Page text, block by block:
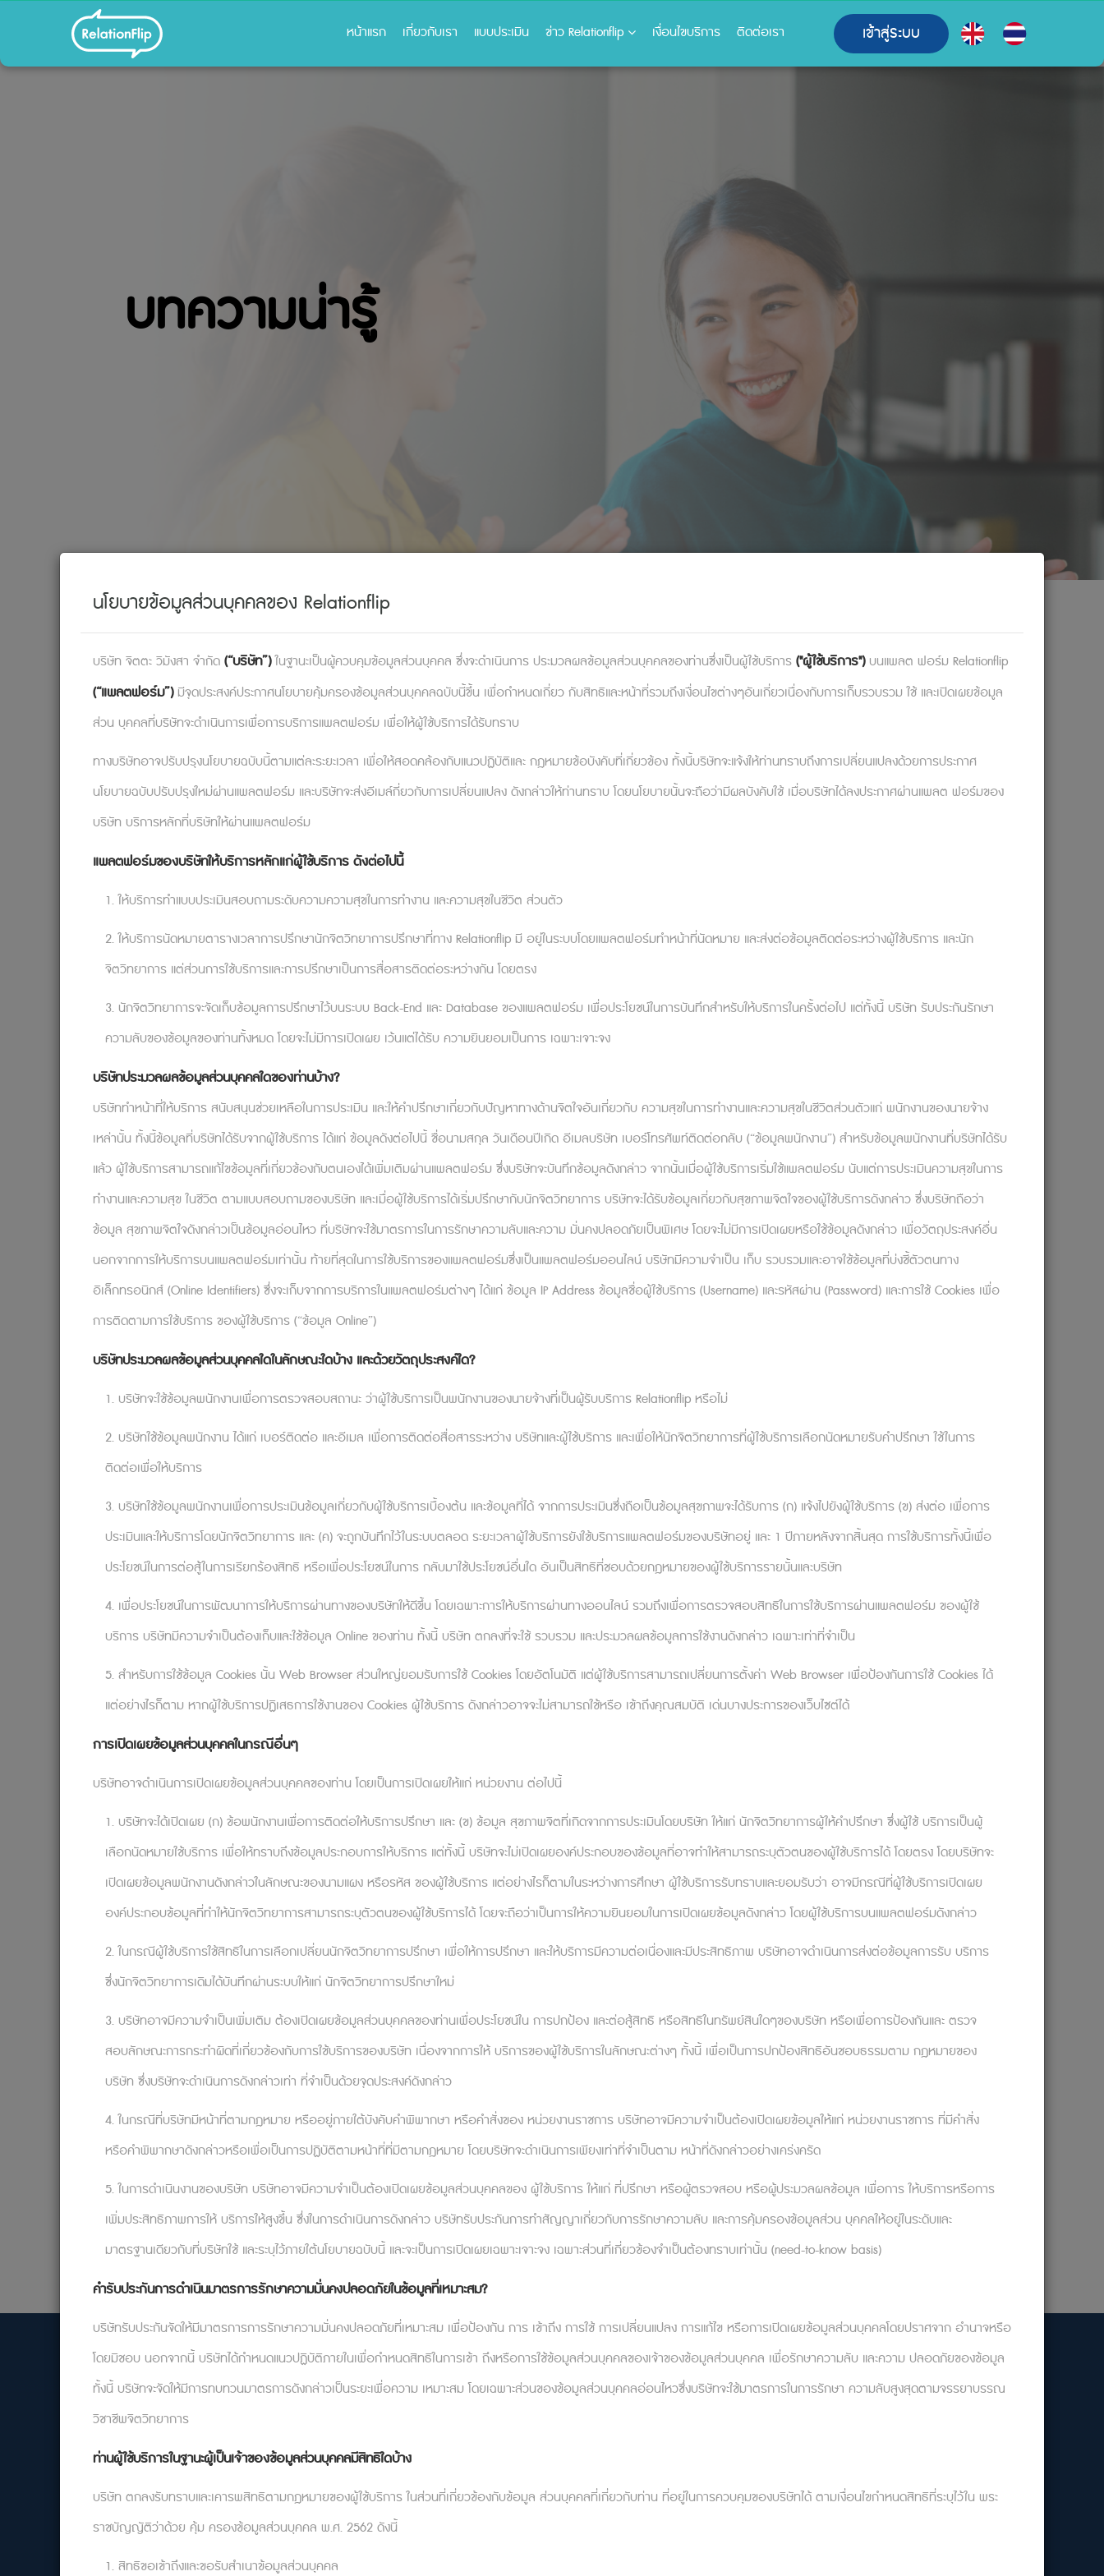
เข้าสู่ระบบ
หน้าแรก เกี่ยวกับเรา แบบประเมิน ข่าว Relationflip เงื่อนไขบริการ ติดต่อเรา
บทความน่ารู้
อะไรคือบทเรียนที่ความล้มเหลวฝากเอาไว้
มนุษย์เราไม่สามารถเรียนรู้ได้อย่างง่ายดายเท่าที่ควร เพราะเราเรียนรู้จากประสบการณ์ตรงได้ดีกว่าจากผู้อื่น และเราเรียนรู้จากการล้มเหลว
ได้ดีกว่าการประสบความสำเร็จ เพราะอะไรจึงเป็นเช่นนั้น? ทำไมเราจึงต้องเรียนรู้หลังจากทุกสิ่งพังสิ่งพินาศ? แล้วการล้มเหลวแบบนั้นจะทำให้เราเรียนรู้
ได้อย่างรวดเร็วจริง ๆ หรือ? อาจเป็นเรื่องน่ายินดี แต่ผลจากงานวิจัยเสนอว่ามันเกิดขึ้นได้จริง
นอกเหนือจากการวิวัฒนาการแล้ว มนุษย์เรามีการเรียนรู้ตลอดทั้งชีวิต ไม่ว่าจะจากประสบการณ์ตรงหรือจากสังคมรอบตัว ซึ่งการเรียนรู้
จากสังคม (เช่น ผู้คนรอบตัว หนังสือ หรือผู้เชี่ยวชาญ) ควรที่จะเป็นกลยุทธ์ที่เราเลือกใช้เป็นประจำ ด้วยความที่มันง่ายดายกว่าและคุ้มค่ากว่าในแง่ของ
ทรัพยากรที่ต้องเสียไป และเราก็มีตัวอย่างและแหล่งข้อมูลเป็นอีกพันล้านคนให้เลือกสรร อย่างไรก็ตาม เป็นเรื่องน่าเสียดายที่สิ่งที่เรียนผ่าน
ประสบการณ์ของผู้อื่นไม่ได้ได้ผลกับเราขนาดนั้น จึงเป็นสิ่งสำคัญที่เราจะต้องเรียนรู้ด้วยตัวเอง
เพราะอะไรถึงเป็นเช่นนั้น? คำตอบคือเพราะผู้ใหญ่อย่างเราแทบจะไม่สามารถรับสิ่งใหม่ ๆ ได้เหมือนผ้าขาวที่ไม่เคยเปื้อนสี แต่เราจะทดแทนมุม
มองเก่า ๆ ด้วยอะไรใหม่ ๆ ที่เรารับมา ซึ่งหลาย ๆ ครั้งการทำแบบนั้นจะสร้างความลำบากใจขึ้นมาไม่น้อย เพราะมุมมองเก่า ๆ จะยังคงติดค้างอยู่ในใจ
แม้จะพยายามลบมันออกไปแล้ว
มีกลไกทางจิตวิทยาและสังคมมากมายที่ป้องกันไม่ให้เราเปลี่ยนใจไปง่าย ๆ ทั้งการมองหาแต่หลักฐานที่จะยืนยันความเชื่อที่ฝังรากลึกของตัว
เองและปฏิเสธสิ่งที่ย้อนแย้ง (Confirmation bias) ปรากฎการณ์ทางจิตวิทยาของการปักใจเชื่อ (Backfire effect) ซึ่งคือการไม่ยอมรับว่าความเชื่อของ
ตัวเองเป็นเรื่องที่ผิดแม้จะมีหลักฐานมาโต้แย้ง แล้วยังมีแนวโน้มที่จะเชื่อในความเชื่อของตัวเองมากขึ้นและโต้กลับไปอีกด้วย รวมไปถึงการคิดแบบติดกลุ่ม
(Groupthink) ซึ่งกล่าวถึงการที่เราไม่กล้าที่จะโต้แย้งความเห็นส่วนมากในกลุ่มถ้าไม่มีคนนำการโต้แย้งให้
เพราะการละทิ้งมุมมองเก่าและเรียนรู้มุมมองใหม่จะพาเราออกจากคอมฟอร์ตโซน เราจึงมักจะปฏิเสธสิ่งผู้อื่นพยายามสอนเรา ในทางกลับกัน
เราจะเปิดใจรับและซึมซับสิ่งที่เรียนรู้จากประสบการณ์ตรงได้ดีกว่า อย่างที่ผู้บริหารสูงสุดท่านหนึ่งเคยกล่าวเอาไว้ว่า แม้เขาจะย้อนเวลากลับไปสอนเรื่อง
นี้กับตัวเองเมื่อ 12 ปีก่อน ตัวเขาในอดีตก็คงจะไม่รับฟังจนกว่าจะได้เรียนรู้บทเรียนต่าง ๆ ด้วยตัวเอง
แต่การได้เรียนรู้ด้วยตัวเองไม่ใช่เรื่องเดียวที่สำคัญ เพราะบทเรียนนั้นจะต้องสร้างความเจ็บปวดให้กับเราจึงจะสอนเราได้ งานวิจัยในปี 2020
โดย Madsen และ Desai เผยว่าความล้มเหลวสอนเราได้ดีกว่าความสำเร็จ และยิ่งไปกว่านั้น บทเรียนจากความสำเร็จยังถูกลืมเลือนได้ง่ายกว่า
ถ้าจะให้สรุปข้อมูลที่ผ่านมา ก็คงต้องบอกว่ามนุษย์เราเรียนรู้จากความล้มเหลวของตัวเองได้ดีกว่าบทเรียนจากคนอื่น แต่การเรียนรู้จาก
ประสบการณ์ตรงเช่นนี้ก็ท้าทายมุมมองที่เรามีจนทำให้รู้สึกอึดอัดใจ หากเป็นเช่นนั้น จะมองว่าการเรียนรู้จากความล้มเหลวเป็นเรื่องที่ง่ายได้ไหม? แล้ว
มันจะเกิดขึ้นได้อย่างไร? บทเรียนอะไรกันแน่ที่เราจะได้รับมา?
แม้งานวิจัยที่อ้างอิงจะศึกษาว่าเหล่าผู้บริหารระดับสูงเรียนรู้จากข้อผิดพลาดอย่างไร แต่ผลการวิจัยก็สามารถนำไปอธิบายการเรียนรู้จากข้อ
ผิดพลาดโดยทั่วไปได้ กระบวนการเรียนรู้ที่ถูกค้นพบมีความซับซ้อน โดยเกี่ยวพันกับทั้งความเข้าใจเชิงลึกทั้ง 3 ระดับ ปฏิกิริยาระหว่างการหยั่งรู้โดย
สัญชาตญาณกับการไตร่ตรอง และความรู้สึกมากมาย ในท้ายที่สุดก็เป็นเพียงการที่เราเรียนรู้ชุดของกฏอันเรียบง่ายที่เหมือนคติพจน์
การเรียนรู้เริ่มจากความล้มเหลวที่ท้าทายความเชื่อที่เราเคยคิดว่าถูก แต่บทเรียนจะไม่ปรากฏในทันทีทันใดเพราะเราจะยังไม่สามารถประมวล
ผลได้ว่ามีอะไรเกิดขึ้น แต่มันจะรบกวนใจเราจนต้องมานั่งคิดว่ามุมมองของเราผิดพลาดตรงไหนในตอนนั้น ซึ่งเราจะคิดเกีี่ยวกับเรื่องนั้นซ้ำ ๆ ด้วย
ขั้นตอนสุดท้ายคือขั้นตอนสำคัญที่จะทำให้เราเข้าใจได้อย่างถ่องแท้ ซึ่งสามารถส่งเสริมด้วยการแลกเปลี่ยนความคิดเห็น หรือการถอดประเด็น
จากหนังสือหรือเหตุการณ์ใกล้เคียงที่กระตุ้นให้เกิดการคิดอุปมาอุปไมย การเข้าใจจะไม่ได้เกิดขึ้นอย่างทันทีทันใดเสมอ แต่มันอาจจะต้องใช้เวลานานกว่า
นั้น เพื่อให้เราขบคิดว่าอะไรคือสิ่งที่เราจะต้องละทิ้งไป อะไรคือสิ่งที่เราต้องเรียนรู้มาทดแทน และเราต้องทำอย่างไรกับมัน ซึ่งเรามักจะรวมสองข้อหลังไว้
ด้วยกันเป็นกฏอันเรียบง่ายที่เหมือนคติพจน์ ที่จะช่วยให้เรามองเห็นบทเรียนจากความล้มเหลวได้เป็นอย่างดี
HR องค์กรใด อยากบอกรักพนักงานแบบเกร๋ๆ เท่ๆ แนว HR ยุคใหม่ที่ดูเเลแบบนั่งอยู่ในใจพนักงาน ลองติดต่อ Solution ปรึกษานักจิตวิทยา
จาก Relationflip : Innovative Mental Healthcare Web Application ที่พร้อมช่วยพนักงานของคุณดีลกับปัญหาและเป็นที่ปรึกษาในทุกๆ เรื่องนะคะ
Reference:
https://www.psychologytoday.com/intl/blog/to-choose-or-not-to-choose/202309/what-exactly-do-we-learn-from-failure
บริษัท จิตตะ วิมังสา จำกัด
12120
support@relationflip.com
ติดต่อเรา
ติดต่อ Call center:
นโยบายข้อมูลส่วนบุคคลของ Relationflip
บริษัท จิตตะ วิมังสา จำกัด(“บริษัท”)ในฐานะเป็นผู้ควบคุมข้อมูลส่วนบุคคล ซึ่งจะดำเนินการ ประมวลผลข้อมูลส่วนบุคคลของท่านซึ่งเป็นผู้ใช้บริการ​​("ผู้ใช้บริการ")บนแพลต ฟอร์ม Relationflip
(“แพลตฟอร์ม”)มีจุดประสงค์ประกาศนโยบายคุ้มครองข้อมูลส่วนบุคคลฉบับนี้ขึ้น เพื่อกำหนดเกี่ยว กับสิทธิและหน้าที่รวมถึงเงื่อนไขต่างๆอันเกี่ยวเนื่องกับการเก็บรวบรวม ใช้ และเปิดเผยข้อมูล
ส่วน บุคคลที่บริษัทจะดำเนินการเพื่อการบริการแพลตฟอร์ม เพื่อให้ผู้ใช้บริการได้รับทราบ
ทางบริษัทอาจปรับปรุงนโยบายฉบับนี้ตามแต่ละระยะเวลา เพื่อให้สอดคล้องกับแนวปฏิบัติและ กฎหมายข้อบังคับที่เกี่ยวข้อง ทั้งนี้บริษัทจะแจ้งให้ท่านทราบถึงการเปลี่ยนแปลงด้วยการประกาศ
นโยบายฉบับปรับปรุงใหม่ผ่านแพลตฟอร์ม และบริษัทจะส่งอีเมล์กี่ยวกับการเปลี่ยนแปลง ดังกล่าวให้ท่านทราบ โดยนโยบายนั้นจะถือว่ามีผลบังคับใช้ เมื่อบริษัทได้ลงประกาศผ่านแพลต ฟอร์มของ
บริษัท บริการหลักที่บริษัทให้ผ่านแพลตฟอร์ม
แพลตฟอร์มของบริษัทให้บริการหลักแก่ผู้ใช้บริการ ดังต่อไปนี้
1. ให้บริการทำแบบประเมินสอบถามระดับความความสุขในการทำงาน และความสุขในชีวิต ส่วนตัว
2. ให้บริการนัดหมายตารางเวลาการปรึกษานักจิตวิทยาการปรึกษาที่ทาง Relationflip มี อยู่ในระบบโดยแพลตฟอร์มทำหน้าที่นัดหมาย และส่งต่อข้อมูลติดต่อระหว่างผู้ใช้บริการ และนัก
จิตวิทยาการ แต่ส่วนการใช้บริการและการปรึกษาเป็นการสื่อสารติดต่อระหว่างกัน โดยตรง
3. นักจิตวิทยาการจะจัดเก็บข้อมูลการปรึกษาไว้บนระบบ Back-End และ Database ของแพลตฟอร์ม เพื่อประโยชน์ในการบันทึกสำหรับให้บริการในครั้งต่อไป แต่ทั้งนี้ บริษัท รับประกันรักษา
ความลับของข้อมูลของท่านทั้งหมด โดยจะไม่มีการเปิดเผย เว้นแต่ได้รับ ความยินยอมเป็นการ เฉพาะเจาะจง
บริษัทประมวลผลข้อมูลส่วนบุคคลใดของท่านบ้าง?
บริษัททำหน้าที่ให้บริการ สนับสนุนช่วยเหลือในการประเมิน และให้คำปรึกษาเกี่ยวกับปัญหาทางด้านจิตใจอันเกี่ยวกับ ความสุขในการทำงานและความสุขในชีวิตส่วนตัวแก่ พนักงานของนายจ้าง
เหล่านั้น ทั้งนี้ข้อมูลที่บริษัทได้รับจากผู้ใช้บริการ ได้แก่ ข้อมูลดังต่อไปนี้ ชื่อนามสกุล วันเดือนปีเกิด อีเมลบริษัท เบอร์โทรศัพท์ติดต่อกลับ (“ข้อมูลพนักงาน”) สำหรับข้อมูลพนักงานที่บริษัทได้รับ
แล้ว ผู้ใช้บริการสามารถแก้ไขข้อมูลที่เกี่ยวข้องกับตนเองได้เพิ่มเติมผ่านแพลตฟอร์ม​ ซึ่งบริษัทจะบันทึกข้อมูลดังกล่าว จากนั้นเมื่อผู้ใช้บริการเริ่มใช้แพลตฟอร์ม นับแต่การประเมินความสุขในการ
ทำงานและความสุข ในชีวิต ตามแบบสอบถามของบริษัท และเมื่อผู้ใช้บริการได้เริ่มปรึกษากับนักจิตวิทยาการ บริษัทจะได้รับข้อมูลเกี่ยวกับสุขภาพจิตใจของผู้ใช้บริการดังกล่าว ซึ่งบริษัทถือว่า
ข้อมูล สุขภาพจิตใจดังกล่าวเป็นข้อมูลอ่อนไหว ที่บริษัทจะใช้มาตรการในการรักษาความลับและความ มั่นคงปลอดภัยเป็นพิเศษ โดยจะไม่มีการเปิดเผยหรือใช้ข้อมูลดังกล่าว เพื่อวัตถุประสงค์อื่น
นอกจากการให้บริการบนแพลตฟอร์มเท่านั้น ท้ายที่สุดในการใช้บริการของแพลตฟอร์มซึ่งเป็นแพลตฟอร์มออนไลน์ บริษัทมีความจำเป็น เก็บ รวบรวมและอาจใช้ข้อมูลที่บ่งชี้ตัวตนทาง
อิเล็กทรอนิกส์ (Online Identifiers) ซึ่งจะเก็บจากการบริการในแพลตฟอร์มต่างๆ ได้แก่ ข้อมูล IP Address ข้อมูลชื่อผู้ใช้บริการ (Username) และรหัสผ่าน (Password) และการใช้ Cookies เพื่อ
การติดตามการใช้บริการ ของผู้ใช้บริการ (“ข้อมูล Online”)
บริษัทประมวลผลข้อมูลส่วนบุคคลใดในลักษณะใดบ้าง และด้วยวัตถุประสงค์ใด?
1. บริษัทจะใช้ข้อมูลพนักงานเพื่อการตรวจสอบสถานะ ว่าผู้ใช้บริการเป็นพนักงานของนายจ้างที่เป็นผู้รับบริการ Relationflip หรือไม่
2. บริษัทใช้ข้อมูลพนักงาน ได้แก่ เบอร์ติดต่อ และอีเมล เพื่อการติดต่อสื่อสารระหว่าง บริษัทและผู้ใช้บริการ และเพื่อให้นักจิตวิทยาการที่ผู้ใช้บริการเลือกนัดหมายรับคำปรึกษา ใช้ในการ
ติดต่อเพื่อให้บริการ
3. บริษัทใช้ข้อมูลพนักงานเพื่อการประเมินข้อมูลเกี่ยวกับผู้ใช้บริการเบื้องต้น และข้อมูลที่ได้ จากการประเมินซึ่งถือเป็นข้อมูลสุขภาพจะได้รับการ (ก) แจ้งไปยังผู้ใช้บริการ (ข) ส่งต่อ เพื่อการ
ประเมินและให้บริการโดยนักจิตวิทยาการ และ (ค) จะถูกบันทึกไว้ในระบบตลอด ระยะเวลาผู้ใช้บริการยังใช้บริการแพลตฟอร์มของบริษัทอยู่ และ 1 ปีภายหลังจากสิ้นสุด การใช้บริการทั้งนี้เพื่อ
ประโยชน์ในการต่อสู้ในการเรียกร้องสิทธิ หรือเพื่อประโยชน์ในการ กลับมาใช้ประโยชน์อื่นใด อันเป็นสิทธิที่ชอบด้วยกฎหมายของผู้ใช้บริการรายนั้นและบริษัท
4. เพื่อประโยชน์ในการพัฒนาการให้บริการผ่านทางของบริษัทให้ดีขึ้น โดยเฉพาะการให้บริการผ่านทางออนไลน์ รวมถึงเพื่อการตรวจสอบสิทธิในการใช้บริการผ่านแพลตฟอร์ม ของผู้ใช้
บริการ บริษัทมีความจำเป็นต้องเก็บและใช้ข้อมูล Online ของท่าน ทั้งนี้ บริษัท ตกลงที่จะใช้ รวบรวม และประมวลผลข้อมูลการใช้งานดังกล่าว เฉพาะเท่าที่จำเป็น
5. สำหรับการใช้ข้อมูล Cookies นั้น Web Browser ส่วนใหญ่ยอมรับการใช้ Cookies โดยอัตโนมัติ แต่ผู้ใช้บริการสามารถเปลี่ยนการตั้งค่า Web Browser เพื่อป้องกันการใช้ Cookies ได้
แต่อย่างไรก็ตาม หากผู้ใช้บริการปฏิเสธการใช้งานของ Cookies ผู้ใช้บริการ ดังกล่าวอาจจะไม่สามารถใช้หรือ เข้าถึงคุณสมบัติ เด่นบางประการของเว็บไซต์ได้
การเปิดเผยข้อมูลส่วนบุคคลในกรณีอื่นๆ
บริษัทอาจดำเนินการเปิดเผยข้อมูลส่วนบุคคลของท่าน โดยเป็นการเปิดเผยให้แก่ หน่วยงาน ต่อไปนี้
1. บริษัทจะได้เปิดเผย (ก) ข้อพนักงานเพื่อการติดต่อให้บริการปรึกษา และ (ข) ข้อมูล สุขภาพจิตที่เกิดจากการประเมินโดยบริษัท ให้แก่ นักจิตวิทยาการผู้ให้คำปรึกษา ซึ่งผู้ใช้ บริการเป็นผู้
เลือกนัดหมายใช้บริการ เพื่อให้ทราบถึงข้อมูลประกอบการให้บริการ แต่ทั้งนี้ บริษัทจะไม่เปิดเผยองค์ประกอบของข้อมูลที่อาจทำให้สามารถระบุตัวตนของผู้ใช้บริการได้ โดยตรง โดยบริษัทจะ
เปิดเผยข้อมูลพนักงานดังกล่าวในลักษณะของนามแผง หรือรหัส ของผู้ใช้บริการ แต่อย่างไรก็ตามในระหว่างการศึกษา ผู้ใช้บริการรับทราบและยอมรับว่า อาจมีกรณีที่ผู้ใช้บริการเปิดเผย
องค์ประกอบข้อมูลที่ทำให้นักจิตวิทยาการสามารถระบุตัวตนของผู้ใช้บริการได้ โดยจะถือว่าเป็นการให้ความยินยอมในการเปิดเผยข้อมูลดังกล่าว โดยผู้ใช้บริการบนแพลตฟอร์มดังกล่าว
2. ในกรณีผู้ใช้บริการใช้สิทธิในการเลือกเปลี่ยนนักจิตวิทยาการปรึกษา เพื่อให้การปรึกษา และให้บริการมีความต่อเนื่องและมีประสิทธิภาพ บริษัทอาจดำเนินการส่งต่อข้อมูลการรับ บริการ
ซึ่งนักจิตวิทยาการเดิมได้บันทึกผ่านระบบให้แก่ นักจิตวิทยาการปรึกษาใหม่
3. บริษัทอาจมีความจำเป็นเพิ่มเติม ต้องเปิดเผยข้อมูลส่วนบุคคลของท่านเพื่อประโยชน์ใน การปกป้อง และต่อสู้สิทธิ หรือสิทธิในทรัพย์สินใดๆของบริษัท หรือเพื่อการป้องกันและ ตรวจ
สอบลักษณะการกระทำผิดที่เกี่ยวข้องกับการใช้บริการของบริษัท เนื่องจากการให้ บริการของผู้ใช้บริการในลักษณะต่างๆ ทั้งนี้ เพื่อเป็นการปกป้องสิทธิอันชอบธรรมตาม กฎหมายของ
บริษัท ซึ่งบริษัทจะดำเนินการดังกล่าวเท่า ที่จำเป็นด้วยจุดประสงค์ดังกล่าว
4. ในกรณีที่บริษัทมีหน้าที่ตามกฎหมาย หรืออยู่ภายใต้บังคับคำพิพากษา หรือคำสั่งของ หน่วยงานราชการ บริษัทอาจมีความจำเป็นต้องเปิดเผยข้อมูลให้แก่ หน่วยงานราชการ ที่มีคำสั่ง
หรือคำพิพากษาดังกล่าวหรือเพื่อเป็นการปฏิบัติตามหน้าที่ที่มีตามกฎหมาย โดยบริษัทจะดำเนินการเพียงเท่าที่จำเป็นตาม หน้าที่ดังกล่าวอย่างเคร่งครัด
5. ในการดำเนินงานของบริษัท บริษัทอาจมีความจำเป็นต้องเปิดเผยข้อมูลส่วนบุคคลของ ผู้ใช้บริการ ให้แก่ ที่ปรึกษา หรือผู้ตรวจสอบ หรือผู้ประมวลผลข้อมูล เพื่อการ ให้บริการหรือการ
เพิ่มประสิทธิภาพการให้ บริการให้สูงขึ้น ซึ่งในการดำเนินการดังกล่าว บริษัทรับประกันการทำสัญญาเกี่ยวกับการรักษาความลับ และการคุ้มครองข้อมูลส่วน บุคคลให้อยู่ในระดับและ
มาตรฐานเดียวกับที่บริษัทใช้ และระบุไว้ภายใต้นโยบายฉบับนี้ และจะเป็นการเปิดเผยเฉพาะเจาะจง เฉพาะส่วนที่เกี่ยวข้องจำเป็นต้องทราบเท่านั้น (need-to-know basis)
คำรับประกันการดำเนินมาตรการรักษาความมั่นคงปลอดภัยในข้อมูลที่เหมาะสม?
บริษัทรับประกันจัดให้มีมาตรการการรักษาความมั่นคงปลอดภัยที่เหมาะสม เพื่อป้องกัน การ เข้าถึง การใช้ การเปลี่ยนแปลง การแก้ไข หรือการเปิดเผยข้อมูลส่วนบุคคลโดยปราศจาก อำนาจหรือ
โดยมิชอบ นอกจากนี้ บริษัทได้กำหนดแนวปฏิบัติภายในเพื่อกำหนดสิทธิในการเข้า ถึงหรือการใช้ข้อมูลส่วนบุคคลของเจ้าของข้อมูลส่วนบุคคล เพื่อรักษาความลับ และความ ปลอดภัยของข้อมูล
ทั้งนี้ บริษัทจะจัดให้มีการทบทวนมาตรการดังกล่าวเป็นระยะเพื่อความ เหมาะสม โดยเฉพาะส่วนของข้อมูลส่วนบุคคลอ่อนไหวซึ่งบริษัทจะใช้มาตรการในการรักษา ความลับสูงสุดตามจรรยาบรรณ
วิชาชีพจิตวิทยาการ
ท่านผู้ใช้บริการในฐานะผู้เป็นเจ้าของข้อมูลส่วนบุคคลมีสิทธิใดบ้าง
บริษัท ตกลงรับทราบและเคารพสิทธิตามกฎหมายของผู้ใช้บริการ ในส่วนที่เกี่ยวข้องกับข้อมูล ส่วนบุคคลที่เกี่ยวกับท่าน ที่อยู่ในการควบคุมของบริษัทได้ ตามเงื่อนไขกำหนดสิทธิที่ระบุไว้ใน พระ
ราชบัญญัติว่าด้วย คุ้ม ครองข้อมูลส่วนบุคคล พ.ศ. 2562 ดังนี้
1. สิทธิขอเข้าถึงและขอรับสำเนาข้อมูลส่วนบุคคล